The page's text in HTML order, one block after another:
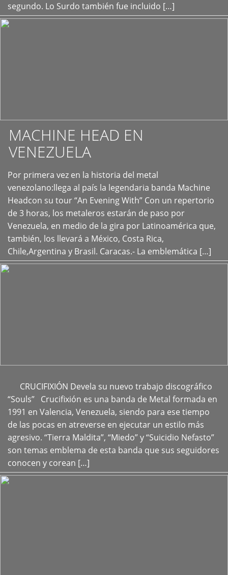
segundo. Lo Surdo también fue incluido […]
MACHINE HEAD EN
VENEZUELA
Por primera vez en la historia del metal
venezolano:llega al país la legendaria banda Machine
Headcon su tour “An Evening With” Con un repertorio
de 3 horas, los metaleros estarán de paso por
Venezuela, en medio de la gira por Latinoamérica que,
también, los llevará a México, Costa Rica,
Chile,Argentina y Brasil. Caracas.- La emblemática […]
+
CRUCIFIXIÓN Devela su nuevo trabajo discográfico
“Souls” Crucifixión es una banda de Metal formada en
1991 en Valencia, Venezuela, siendo para ese tiempo
de las pocas en atreverse en ejecutar un estilo más
agresivo. “Tierra Maldita”, “Miedo” y “Suicidio Nefasto”
son temas emblema de esta banda que sus seguidores
conocen y corean […]
+